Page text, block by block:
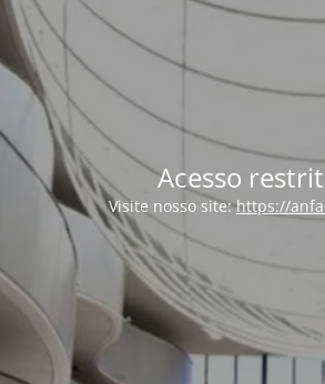
Acesso
Visite nosso site:https://